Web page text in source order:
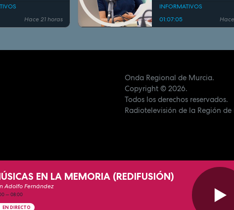
Hace 21 horas
INFORMATIVOS
01:07:05
Onda Regional de Murcia.
Copyright© 2026.
Todos los derechos reservados.
Radiotelevisión de la Región de
EN LA MEMORIA (REDIFUSIÓN)
Adolfo Fernández
—08:00
EN DIRECTO